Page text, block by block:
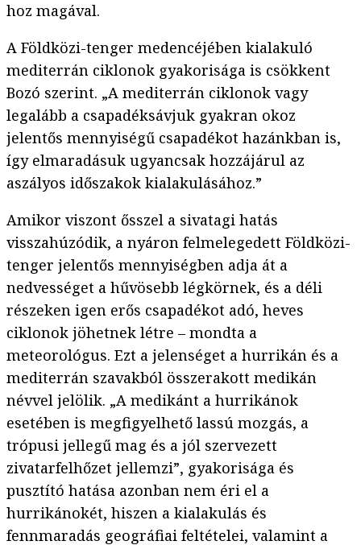
hoz magával.
A Földközi-tenger medencéjében kialakuló
mediterrán ciklonok gyakorisága is csökkent
Bozó szerint. „A mediterrán ciklonok vagy
legalább a csapadéksávjuk gyakran okoz
jelentős mennyiségű csapadékot hazánkban is,
így elmaradásuk ugyancsak hozzájárul az
aszályos időszakok kialakulásához.”
Amikor viszont ősszel a sivatagi hatás
visszahúzódik, a nyáron felmelegedett Földközi-
tenger jelentős mennyiségben adja át a
nedvességet a hűvösebb légkörnek, és a déli
részeken igen erős csapadékot adó, heves
ciklonok jöhetnek létre – mondta a
meteorológus. Ezt a jelenséget a hurrikán és a
mediterrán szavakból összerakott medikán
névvel jelölik. „A medikánt a hurrikánok
esetében is megfigyelhető lassú mozgás, a
trópusi jellegű mag és a jól szervezett
zivatarfelhőzet jellemzi”, gyakorisága és
pusztító hatása azonban nem éri el a
hurrikánokét, hiszen a kialakulás és
fennmaradás geográfiai feltételei, valamint a